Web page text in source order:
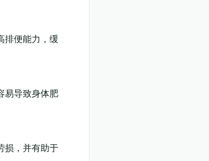
排便能力，缓
易导致身体肥
损，并有助于